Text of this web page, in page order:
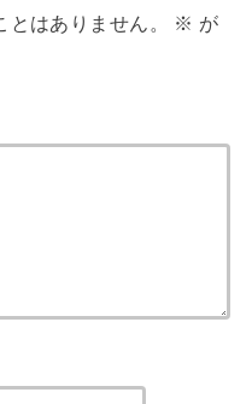
はありません。 ※ が